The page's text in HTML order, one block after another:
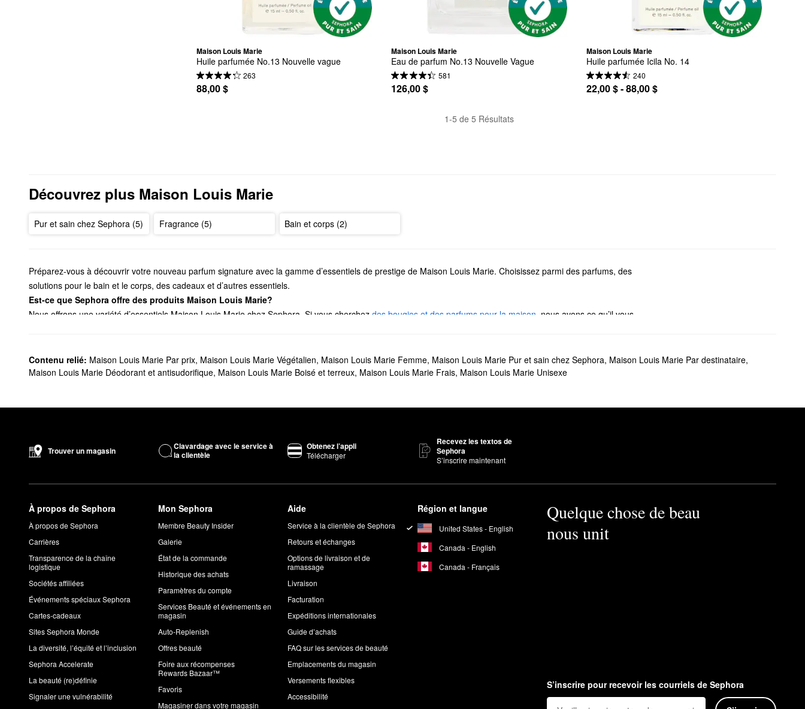
Maison Louis Marie
Huile parfumée No.13 Nouvelle vague
263
88,00 $
Maison Louis Marie
Eau de parfum No.13 Nouvelle Vague
581
126,00 $
Maison Louis Marie
Huile parfumée Icila No. 14
240
22,00 $ - 88,00 $
1-5 de 5 Résultats
Découvrez plus Maison Louis Marie
Pur et sain chez Sephora (5) Fragrance (5) Bain et corps (2)
Préparez-vous à découvrir votre nouveau parfum signature avec la gamme d’essentiels de prestige de Maison Louis Marie. Choisissez parmi des parfums, des
solutions pour le bain et le corps, des cadeaux et d’autres essentiels.
Est-ce que Sephora offre des produits Maison Louis Marie?
Nous offrons une variété d’essentiels Maison Louis Marie chez Sephora. Si vous cherchez des bougies et des parfums pour la maison , nous avons ce qu’il vous
entre les deux.
Pour partager votre amour avec un ami, jetez un coup d’œil à notre collectiond’ensembles-cadeaux et d’échantillons. Vous pouvez aussi apporter vos parfums
À quoi ressemble l’odeur de No. 4 de Maison Louis Marie?
L’eau de parfumet l’huile parfuméeNo.04 Bois de Balincourt de Maison Louis Marie sont des fragrances de bois de santal avec des notes épicées de cannelle, de
Est-ce que le No. 4 de Maison Louis Marie est unisexe?
Quel que soit le sexe, n’importe qui peut porter et profiter de l’
Est-ce que Maison Louis Marie est une marque pure et saine?
Maison Louis Marie a obtenu notre sceauPur et sain et écoresponsable. Cela signifie que les formules de la marque sont exemptes d’ingrédients ayant des effets
potentiellement nocifs sur la santé et l’environnement.
Contenu relié: Maison Louis Marie Par prix, Maison Louis Marie Végétalien, Maison Louis Marie Femme, Maison Louis Marie Pur et sain chez Sephora, Maison Louis Marie Par destinataire,
Maison Louis Marie Déodorant et antisudorifique, Maison Louis Marie Boisé et terreux, Maison Louis Marie Frais, Maison Louis Marie Unisexe
Trouver un magasin
Clavardage avec le service à
la clientèle
Obtenez l’appli
Télécharger
Recevez les textos de
Sephora
S’inscrire maintenant
À propos de Sephora
À propos de Sephora
Carrières
Transparence de la chaîne
logistique
Sociétés affiliées
Événements spéciaux Sephora
Cartes-cadeaux
Sites Sephora Monde
La diversité, l’équité et l’inclusion
Sephora Accelerate
La beauté (re)définie
Signaler une vulnérabilité
Mon Sephora
Membre Beauty Insider
Galerie
État de la commande
Historique des achats
Paramètres du compte
Services Beauté et événements en
magasin
Auto-Replenish
Offres beauté
Foire aux récompenses
Rewards Bazaar™
Favoris
Magasiner dans votre magasin
Aide
Service à la clientèle de Sephora
Retours et échanges
Options de livraison et de
ramassage
Livraison
Facturation
Expéditions internationales
Guide d’achats
FAQ sur les services de beauté
Emplacements du magasin
Versements flexibles
Accessibilité
Région et langue
United States - English
Canada - English
Canada - Français
Quelque chose de beau
nous unit
S’inscrire pour recevoir les courriels de Sephora